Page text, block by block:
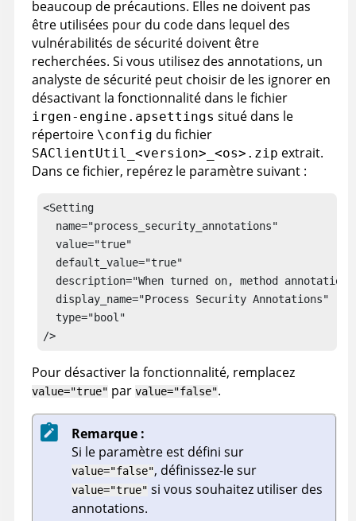
beaucoup de précautions. Elles ne doivent pas
être utilisées pour du code dans lequel des
vulnérabilités de sécurité doivent être
recherchées. Si vous utilisez des annotations, un
analyste de sécurité peut choisir de les ignorer en
désactivant la fonctionnalité dans le fichier
irgen-engine.apsettings situé dans le
répertoire \config du fichier
SAClientUtil_<version>_<os>.zip extrait.
Dans ce fichier, repérez le paramètre suivant :
<Setting
  name="process_security_annotations"
  value="true"
  default_value="true"
description="When turned on, method
  display_name="Process Security Annotations"
  type="bool"
/>
Pour désactiver la fonctionnalité, remplacez
value="true" par value="false".
Remarque :
Si le paramètre est défini sur
value="false", définissez-le sur
value="true" si vous souhaitez utiliser des
annotations.